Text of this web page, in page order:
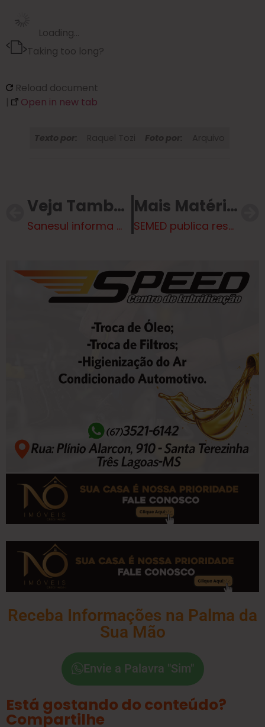
Loading…
Taking too long?
Reload document
|
Open in new tab
Veja Também
Sanesul informa manutenção programada e possível falta de água em diversos bairros no dia 28 de abril
Mais Matérias
SEMED publica resultado preliminar de Análise Curricular da MS Alfabetiza
Receba Informações na Palma da
Sua Mão
Envie a Palavra "Sim"
Está gostando do conteúdo?
Compartilhe